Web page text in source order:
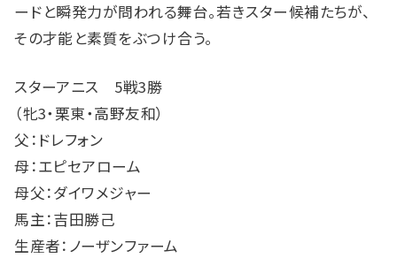
ードと瞬発力が問われる舞台。若きスター候補たちが、
その才能と素質をぶつけ合う。
スターアニス 5戦3勝
（牝3・栗東・高野友和）
父：ドレフォン
母：エピセアローム
母父：ダイワメジャー
馬主：吉田勝己
生産者：ノーザンファーム